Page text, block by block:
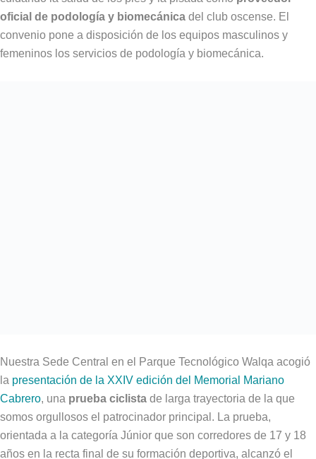
oficial de podología y biomecánica del club oscense. El
convenio pone a disposición de los equipos masculinos y
femeninos los servicios de podología y biomecánica.
Nuestra Sede Central en el Parque Tecnológico Walqa acogió
la presentación de la XXIV edición del Memorial Mariano
Cabrero, una prueba ciclista de larga trayectoria de la que
somos orgullosos el patrocinador principal. La prueba,
orientada a la categoría Júnior que son corredores de 17 y 18
años en la recta final de su formación deportiva, alcanzó el